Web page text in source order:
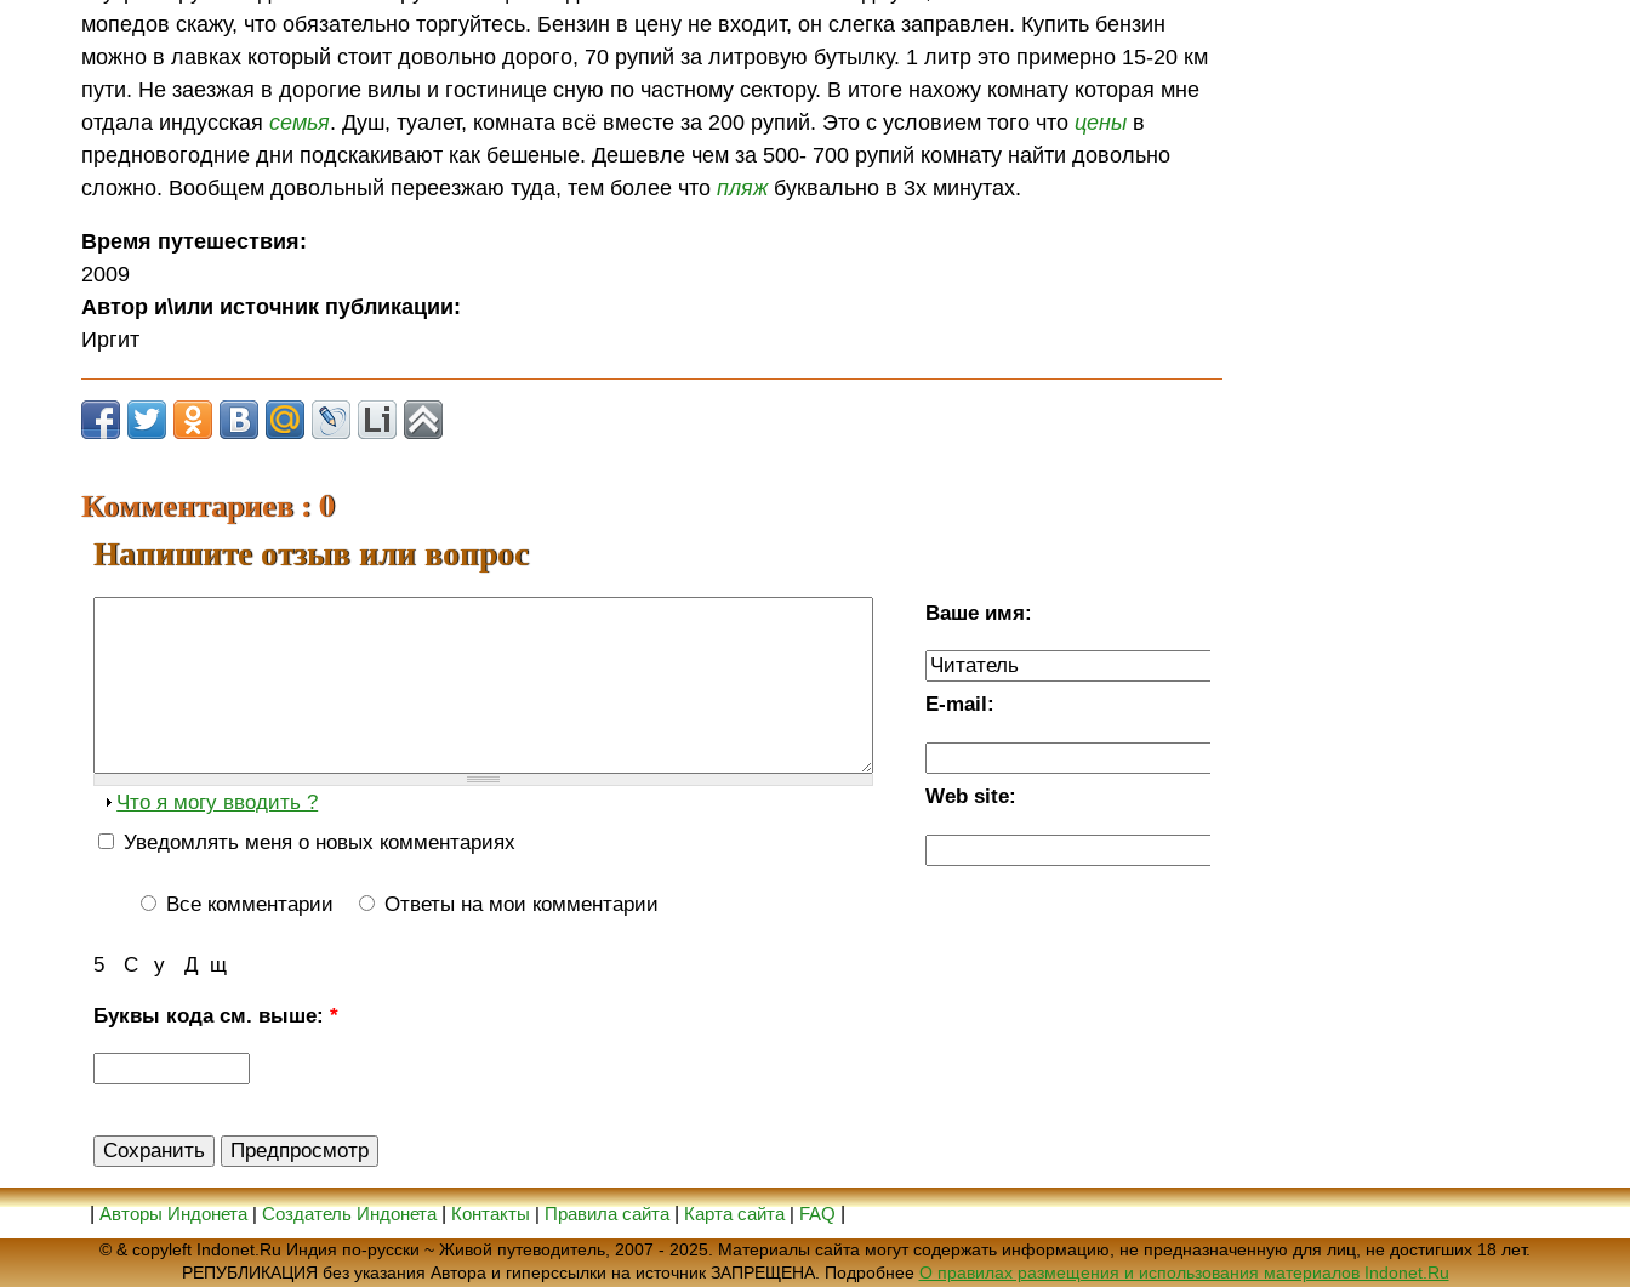
мопедов скажу, что обязательно торгуйтесь. Бензин в цену не входит, он слегка заправлен. Купить бензин
можно в лавках который стоит довольно дорого, 70 рупий за литровую бутылку. 1 литр это примерно 15-20 км
пути. Не заезжая в дорогие вилы и гостинице сную по частному сектору. В итоге нахожу комнату которая мне
отдала индусскаясемья. Душ, туалет, комната всё вместе за 200 рупий. Это с условием того чтоцены в
предновогодние дни подскакивают как бешеные. Дешевле чем за 500- 700 рупий комнату найти довольно
сложно. Вообщем довольный переезжаю туда, тем более чтопляжбуквально в 3х минутах.
Время путешествия:
2009
Автор и\или источник публикации:
Иргит
Комментариев : 0
Напишите отзыв или вопрос
Ваше имя:
E-mail:
Web site:
Что я могу вводить ?
Уведомлять меня о новых комментариях
Все комментарии Ответы на мои комментарии
Д
у щ
С
5
Буквы кода см. выше:*
|Авторы Индонета|Создатель Индонета|Контакты|Правила сайта|Карта сайта|FAQ|
© & copyleft Indonet.Ru Индия по-русски ~ Живой путеводитель, 2007 - 2025. Материалы сайта могут содержать информацию, не предназначенную для лиц, не достигших 18 лет.
РЕПУБЛИКАЦИЯ без указания Автора и гиперссылки на источник ЗАПРЕЩЕНА. Подробнее О правилах размещения и использования материалов Indonet.Ru